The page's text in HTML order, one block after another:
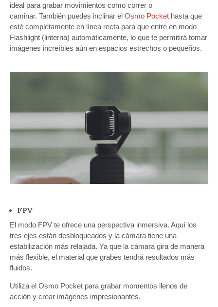
ideal para grabar movimientos como correr o
caminar. También puedes inclinar el Osmo Pocket hasta que
esté completamente en línea recta para que entre en modo
Flashlight (linterna) automáticamente, lo que te permitirá tomar
imágenes increíbles aún en espacios estrechos o pequeños.
FPV
El modo FPV te ofrece una perspectiva inmersiva. Aquí los
tres ejes están desbloqueados y la cámara tiene una
estabilización más relajada. Ya que la cámara gira de manera
más flexible, el material que grabes tendrá resultados más
fluidos.
Utiliza el Osmo Pocket para grabar momentos llenos de
acción y crear imágenes impresionantes.